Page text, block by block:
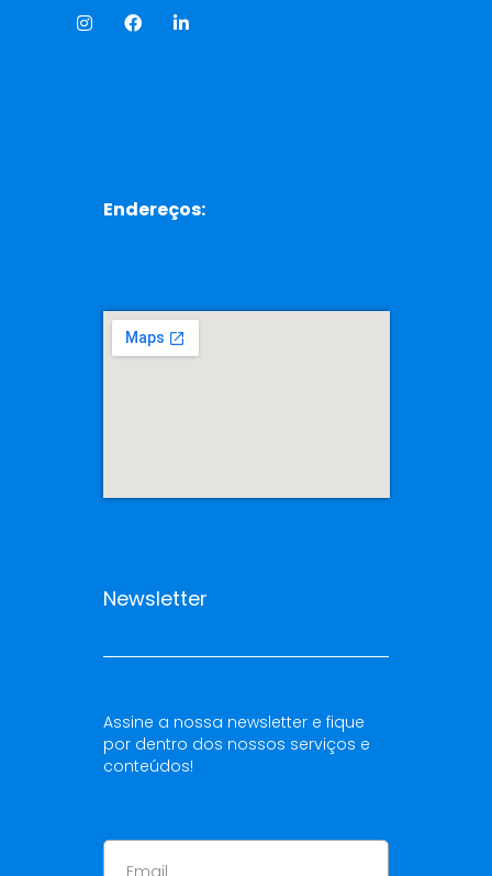
Endereços:
Newsletter
Assine a nossa newsletter e fique
por dentro dos nossos serviços e
conteúdos!